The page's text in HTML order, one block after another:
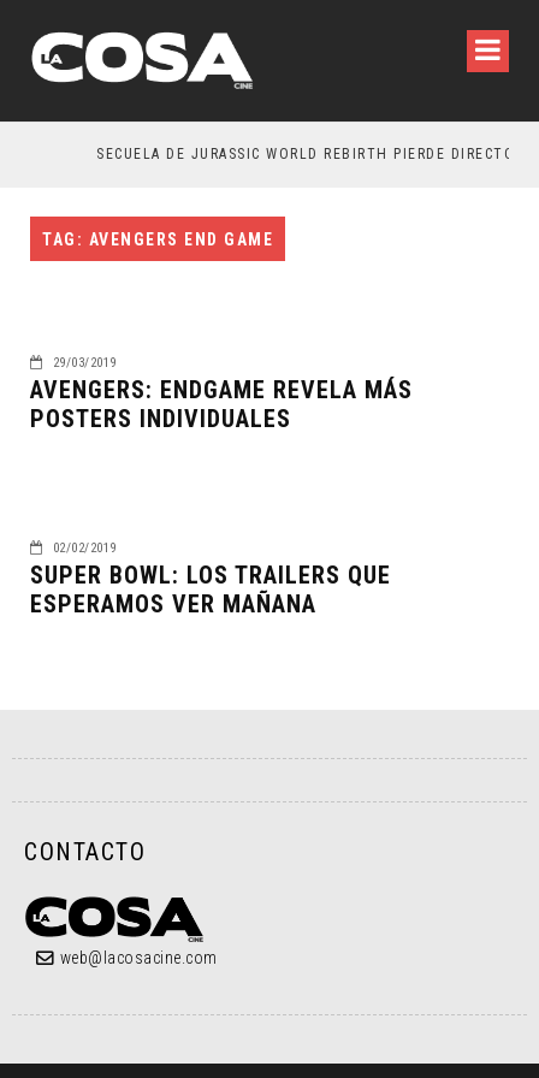
SECUELA DE JURASSIC WORLD REBIRTH PIERDE DIRECTOR
TAG: AVENGERS END GAME
29/03/2019
AVENGERS: ENDGAME REVELA MÁS
POSTERS INDIVIDUALES
02/02/2019
SUPER BOWL: LOS TRAILERS QUE
ESPERAMOS VER MAÑANA
CONTACTO
web@lacosacine.com